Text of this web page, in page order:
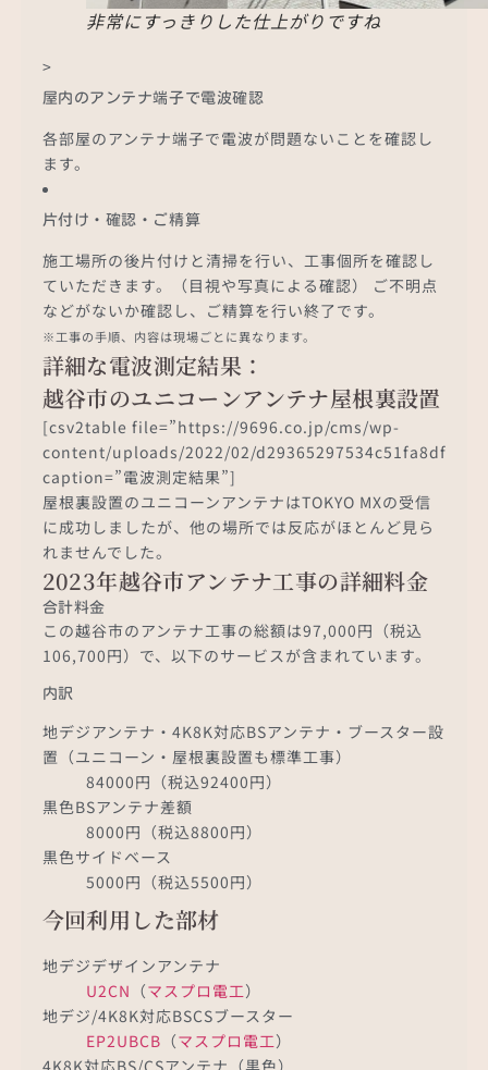
非常にすっきりした仕上がりですね
>
屋内のアンテナ端子で電波確認
各部屋のアンテナ端子で電波が問題ないことを確認し
ます。
片付け・確認・ご精算
施工場所の後片付けと清掃を行い、工事個所を確認し
ていただきます。（目視や写真による確認） ご不明点
などがないか確認し、ご精算を行い終了です。
※工事の手順、内容は現場ごとに異なります。
詳細な電波測定結果：
越谷市のユニコーンアンテナ屋根裏設置
[csv2table file=”https://9696.co.jp/cms/wp-
content/uploads/2022/02/
caption=”電波測定結果”]
屋根裏設置のユニコーンアンテナはTOKYO MXの受信
に成功しましたが、他の場所では反応がほとんど見ら
れませんでした。
2023年越谷市アンテナ工事の詳細料金
合計料金
この越谷市のアンテナ工事の総額は97,000円（税込
106,700円）で、以下のサービスが含まれています。
内訳
地デジアンテナ・4K8K対応BSアンテナ・ブースター設
置（ユニコーン・屋根裏設置も標準工事）
84000円（税込92400円）
黒色BSアンテナ差額
8000円（税込8800円）
黒色サイドベース
5000円（税込5500円）
今回利用した部材
地デジデザインアンテナ
U2CN （マスプロ電工）
地デジ/4K8K対応BSCSブースター
EP2UBCB （マスプロ電工）
4K8K対応BS/CSアンテナ（黒色）